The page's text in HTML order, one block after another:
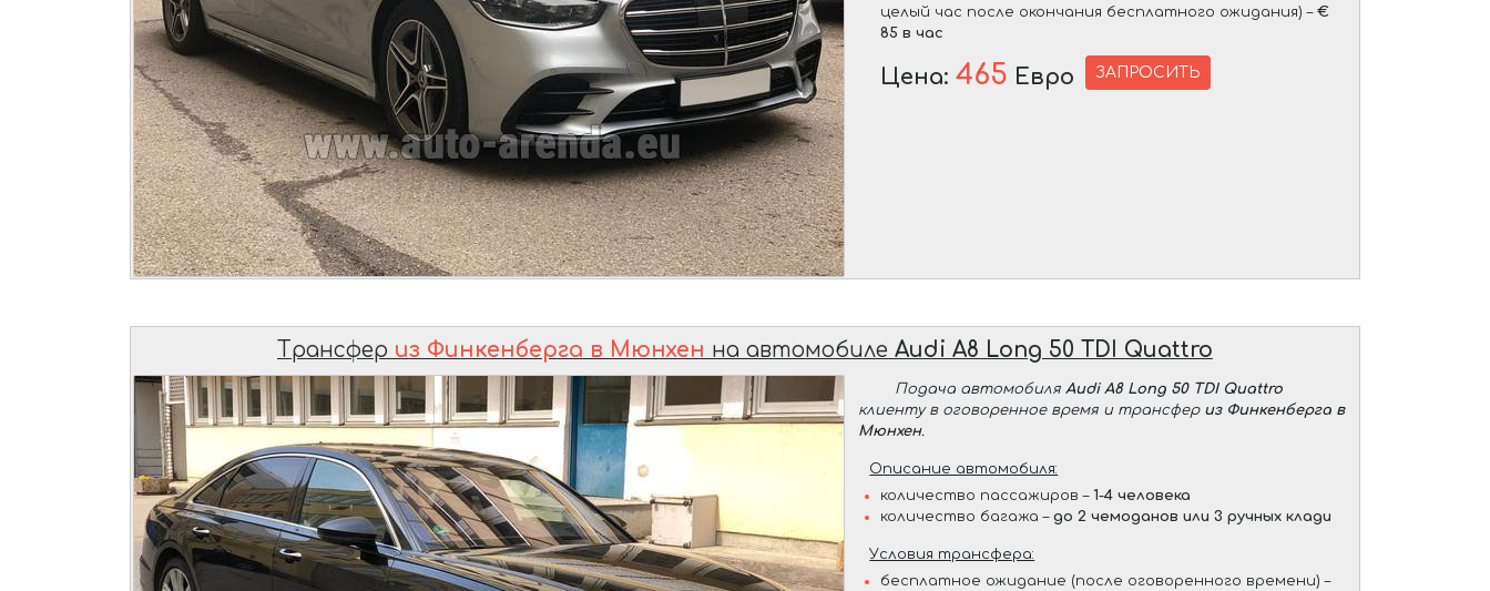
целый час после окончания бесплатного ожидания) –€
85 в час
Цена:465 Евро ЗАПРОСИТЬ
Трансфер из Финкенберга в Мюнхен на автомобиле Audi A8 Long 50 TDI Quattro
Подача автомобиля Audi A8 Long 50 TDI Quattro
клиенту в оговоренное время и трансфер из Финкенберга в
Мюнхен.
Описание автомобиля:
количество пассажиров –1-4 человека
количество багажа –до 2 чемоданов или 3 ручных клади
Условия трансфера:
бесплатное ожидание (после оговоренного времени) –